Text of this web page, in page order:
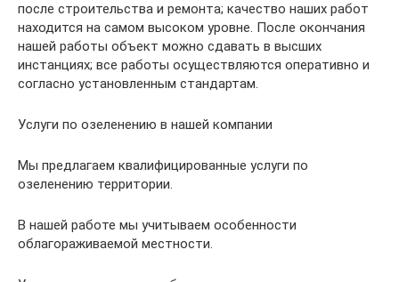
после строительства и ремонта; качество наших работ
находится на самом высоком уровне. После окончания
нашей работы объект можно сдавать в высших
инстанциях; все работы осуществляются оперативно и
согласно установленным стандартам.
Услуги по озеленению в нашей компании
Мы предлагаем квалифицированные услуги по
озеленению территории.
В нашей работе мы учитываем особенности
облагораживаемой местности.